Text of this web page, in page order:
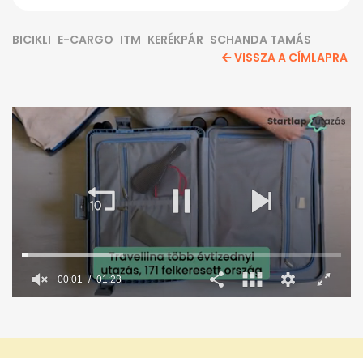
BICIKLI E-CARGO ITM KERÉKPÁR SCHANDA TAMÁS
VISSZA A CÍMLAPRA
1
00:02 01:28